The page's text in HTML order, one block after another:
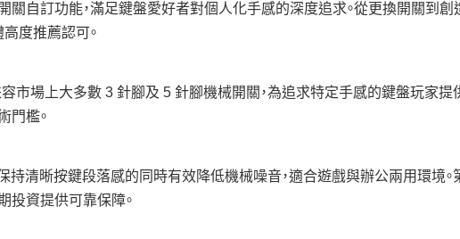
自訂功能，滿足鍵盤愛好者對個人化手感的深度追求。從更換開關到
度推薦認可。
市場上大多數 3 針腳及 5 針腳機械開關，為追求特定手感的鍵盤玩家提
門檻。
持清晰按鍵段落感的同時有效降低機械噪音，適合遊戲與辦公兩用環境
投資提供可靠保障。